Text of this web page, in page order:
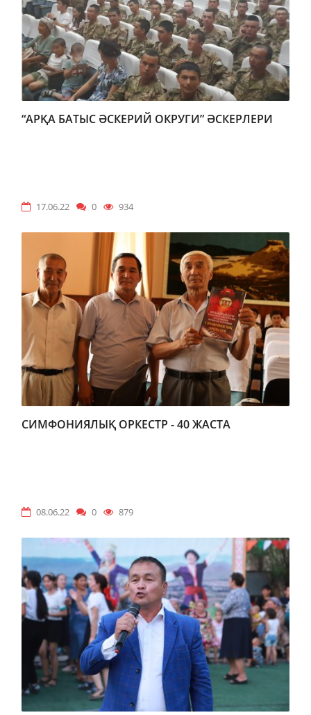
“АРҚА БАТЫС ӘСКЕРИЙ ОКРУГИ” ӘСКЕРЛЕРИ
17.06.22 0 934
СИМФОНИЯЛЫҚ ОРКЕСТР - 40 ЖАСТА
08.06.22 0 879